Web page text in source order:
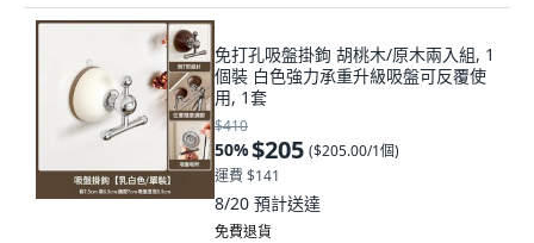
免打孔吸盤掛鉤 胡桃木/原木兩入組, 1
個裝 白色強力承重升級吸盤可反覆使
用, 1套
$410
50%$205 ($205.00/1個)
運費 $141
8/20 預計送達
免費退貨